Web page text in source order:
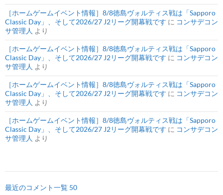
［ホームゲームイベント情報］8/8徳島ヴォルティス戦は「Sapporo
Classic Day」、そして2026/27 J2リーグ開幕戦です に コンサデコン
サ管理人 より
［ホームゲームイベント情報］8/8徳島ヴォルティス戦は「Sapporo
Classic Day」、そして2026/27 J2リーグ開幕戦です に コンサデコン
サ管理人 より
［ホームゲームイベント情報］8/8徳島ヴォルティス戦は「Sapporo
Classic Day」、そして2026/27 J2リーグ開幕戦です に コンサデコン
サ管理人 より
［ホームゲームイベント情報］8/8徳島ヴォルティス戦は「Sapporo
Classic Day」、そして2026/27 J2リーグ開幕戦です に コンサデコン
サ管理人 より
最近のコメント一覧 50